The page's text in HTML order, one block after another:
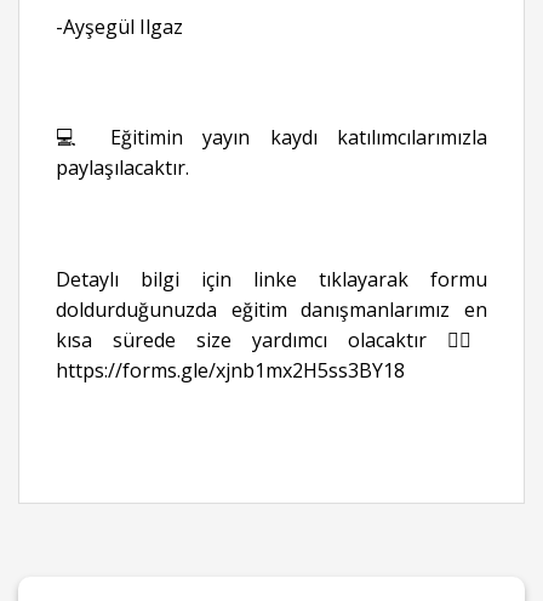
-Ayşegül Ilgaz
💻 Eğitimin yayın kaydı katılımcılarımızla
paylaşılacaktır.
Detaylı bilgi için linke tıklayarak formu
doldurduğunuzda eğitim danışmanlarımız en
kısa sürede size yardımcı olacaktır 👉🏻
https://forms.gle/xjnb1mx2H5ss3BY18